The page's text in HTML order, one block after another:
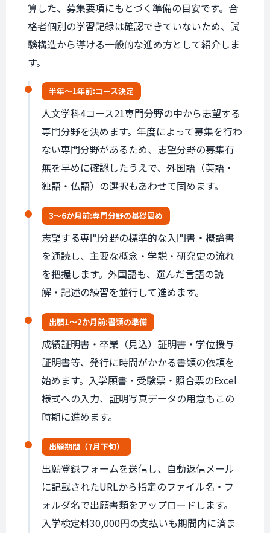
算した、募集要項にもとづく準備の目安です。合
格者個別の学習記録は確認できていないため、試
験構造から導ける一般的な進め方として紹介しま
す。
半年〜1年前:コース決定
人文学科4コース21専門分野の中から志望する
専門分野を決めます。年度によって募集を行わ
ない専門分野があるため、志望分野の募集有
無を早めに確認したうえで、外国語（英語・
独語・仏語）の選択もあわせて固めます。
3〜6か月前:専門分野の基礎固め
志望する専門分野の標準的な入門書・概論書
を通読し、主要な概念・学説・研究史の流れ
を把握します。外国語も、選んだ言語の読
解・記述の練習を並行して進めます。
出願1〜2か月前:書類の準備
成績証明書・卒業（見込）証明書・学位授与
証明書等、発行に時間がかかる書類の依頼を
始めます。入学願書・受験票・照合票のExcel
様式への入力、証明写真データの用意もこの
時期に進めます。
出願期間 （7月下旬）
出願登録フォームを送信し、自動返信メール
に記載されたURLから指定のファイル名・フ
ォルダ名で出願書類をアップロードします。
入学検定料30,000円の支払いも期間内に済ま